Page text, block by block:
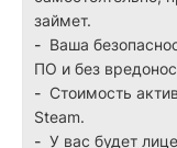
займет.
- Ваша
ПО и без
- Стоимость
Steam.
- У вас будет